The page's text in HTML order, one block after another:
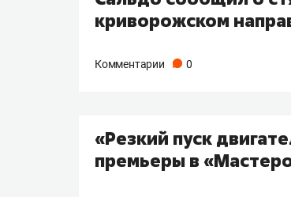
криворожском
Комментарии 0
«Резкий пуск
премьеры в